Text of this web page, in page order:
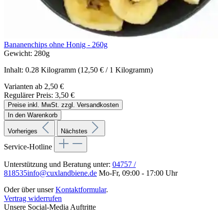
Bananenchips ohne Honig - 260g
Gewicht: 280g
Inhalt: 0.28 Kilogramm (12,50 € / 1 Kilogramm)
Varianten ab 2,50 €
Regulärer Preis: 3,50 €
Preise inkl. MwSt. zzgl. Versandkosten
In den Warenkorb
Vorheriges Nächstes
Service-Hotline
Unterstützung und Beratung unter: 04757 /
818535info@cuxlandbiene.de Mo-Fr, 09:00 - 17:00 Uhr
Oder über unserKontaktformular.
Vertrag widerrufen
Unsere Social-Media Auftritte